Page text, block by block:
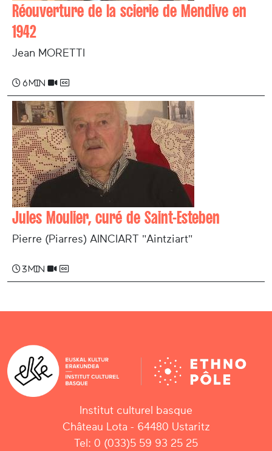
Réouverture de la scierie de Mendive en
1942
Jean MORETTI
6 min
Jules Moulier, curé de Saint-Esteben
Pierre (Piarres) AINCIART "Aintziart"
3 min
Institut culturel basque
Château Lota - 64480 Ustaritz
Tel: 0 (033)5 59 93 25 25